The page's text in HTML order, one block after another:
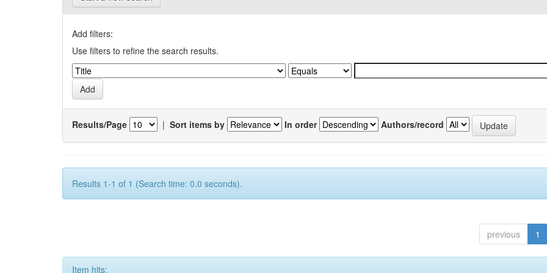
Add filters:
Use filters to refine the search results.
Results/Page | Sort items by In order Authors/record
Results 1-1 of 1 (Search time: 0.0 seconds).
previous 1
Item hits: